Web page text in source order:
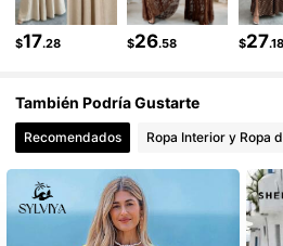
4.89 3M Seguidores
4.89 3M Seguidores
$17.28 $26.58 $27.18
También Podría Gustarte
Recomendados Ropa Interior y Ropa